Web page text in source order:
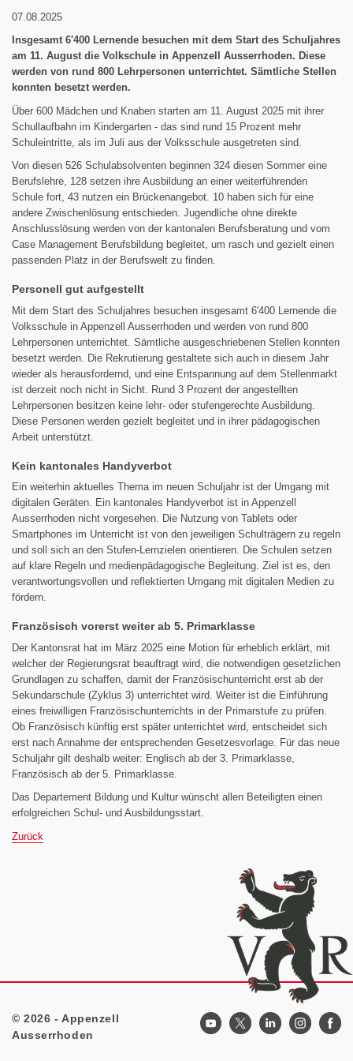
07.08.2025
Insgesamt 6'400 Lernende besuchen mit dem Start des Schuljahres
am 11. August die Volkschule in Appenzell Ausserrhoden. Diese
werden von rund 800 Lehrpersonen unterrichtet. Sämtliche Stellen
konnten besetzt werden.
Über 600 Mädchen und Knaben starten am 11. August 2025 mit ihrer
Schullaufbahn im Kindergarten - das sind rund 15 Prozent mehr
Schuleintritte, als im Juli aus der Volksschule ausgetreten sind.
Von diesen 526 Schulabsolventen beginnen 324 diesen Sommer eine
Berufslehre, 128 setzen ihre Ausbildung an einer weiterführenden
Schule fort, 43 nutzen ein Brückenangebot. 10 haben sich für eine
andere Zwischenlösung entschieden. Jugendliche ohne direkte
Anschlusslösung werden von der kantonalen Berufsberatung und vom
Case Management Berufsbildung begleitet, um rasch und gezielt einen
passenden Platz in der Berufswelt zu finden.
Personell gut aufgestellt
Mit dem Start des Schuljahres besuchen insgesamt 6'400 Lernende die
Volksschule in Appenzell Ausserrhoden und werden von rund 800
Lehrpersonen unterrichtet. Sämtliche ausgeschriebenen Stellen konnten
besetzt werden. Die Rekrutierung gestaltete sich auch in diesem Jahr
wieder als herausfordernd, und eine Entspannung auf dem Stellenmarkt
ist derzeit noch nicht in Sicht. Rund 3 Prozent der angestellten
Lehrpersonen besitzen keine lehr- oder stufengerechte Ausbildung.
Diese Personen werden gezielt begleitet und in ihrer pädagogischen
Arbeit unterstützt.
Kein kantonales Handyverbot
Ein weiterhin aktuelles Thema im neuen Schuljahr ist der Umgang mit
digitalen Geräten. Ein kantonales Handyverbot ist in Appenzell
Ausserrhoden nicht vorgesehen. Die Nutzung von Tablets oder
Smartphones im Unterricht ist von den jeweiligen Schulträgern zu regeln
und soll sich an den Stufen-Lernzielen orientieren. Die Schulen setzen
auf klare Regeln und medienpädagogische Begleitung. Ziel ist es, den
verantwortungsvollen und reflektierten Umgang mit digitalen Medien zu
fördern.
Französisch vorerst weiter ab 5. Primarklasse
Der Kantonsrat hat im März 2025 eine Motion für erheblich erklärt, mit
welcher der Regierungsrat beauftragt wird, die notwendigen gesetzlichen
Grundlagen zu schaffen, damit der Französischunterricht erst ab der
Sekundarschule (Zyklus 3) unterrichtet wird. Weiter ist die Einführung
eines freiwilligen Französischunterrichts in der Primarstufe zu prüfen.
Ob Französisch künftig erst später unterrichtet wird, entscheidet sich
erst nach Annahme der entsprechenden Gesetzesvorlage. Für das neue
Schuljahr gilt deshalb weiter: Englisch ab der 3. Primarklasse,
Französisch ab der 5. Primarklasse.
Das Departement Bildung und Kultur wünscht allen Beteiligten einen
erfolgreichen Schul- und Ausbildungsstart.
Zurück
Footer
© 2026 - Appenzell
Ausserrhoden